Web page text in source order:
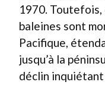
1970. Toutefois,
baleines sont
Pacifique,
jusqu’à la
déclin